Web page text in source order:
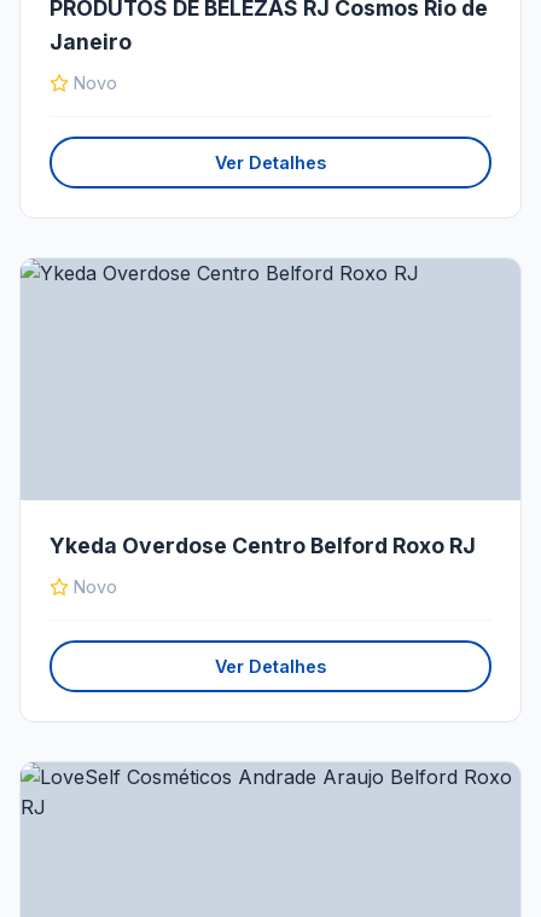
PRODUTOS DE BELEZAS RJ Cosmos Rio de
Janeiro
Novo
Ver Detalhes
Ykeda Overdose Centro Belford Roxo RJ
Novo
Ver Detalhes